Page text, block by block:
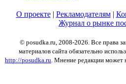
О проекте| Рекламодателям|
Журнал о рынке
© posudka.ru, 2008-2026. Все права
материалов сайта обязательно
http://posudka.ru . Мнение редакции может